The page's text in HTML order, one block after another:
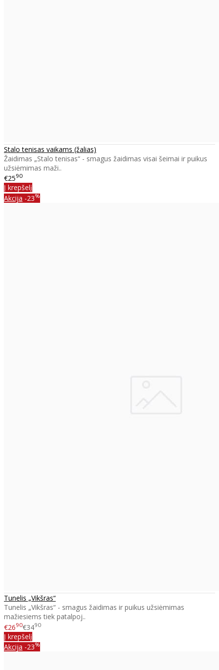
Stalo tenisas vaikams (žalias)
Žaidimas „Stalo tenisas“ - smagus žaidimas visai šeimai ir puikus
užsiėmimas maži..
€2590
Į krepšelį
Akcija -23%
Tunelis „Vikšras“
Tunelis „Vikšras“ - smagus žaidimas ir puikus užsiėmimas
mažiesiems tiek patalpoj..
€2690€3490
Į krepšelį
Akcija -23%